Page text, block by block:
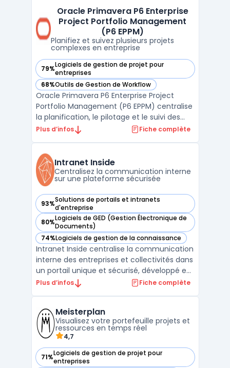
cible la massification et la fiabilisation des ...
Oracle Primavera P6 Enterprise
Project Portfolio Management
(P6 EPPM)
Planifiez et suivez plusieurs projets
complexes en entreprise
79%Logiciels de gestion de projet pour
entreprises
— voir Oracle Primavera P6 Enterprise Project Portfolio
68%Outils de Gestion de Workflow
— voir Oracle Primavera P6 Enterprise Project Portfolio
Oracle Primavera P6 Enterprise Project
Portfolio Management (P6 EPPM) centralise
la planification, le pilotage et le suivi des
projets, programmes et portefeuilles à
de portefeuilles. Dans les contextes où
plusieurs cha ...
Plus d’infos Fiche complète
Intranet Inside
Centralisez la communication interne
sur une plateforme sécurisée
93%Solutions de portails et intranets
d'entreprise
— voir Intranet Inside dans cette catégorie
80%Logiciels de GED (Gestion Électronique de
Documents)
— voir Intranet Inside dans cette catégorie
74%Logiciels de gestion de la connaissance
— voir Intranet Inside dans cette catégorie
Intranet Inside centralise la communication
interne des entreprises et collectivités dans
un portail unique et sécurisé, développé en
France. Adapté aux exigences des
confidentialité des données, il s’adresse aux
stru ...
Plus d’infos Fiche complète
Meisterplan
Visualisez votre portefeuille projets et
ressources en temps réel
4,7
71%Logiciels de gestion de projet pour
entreprises
— voir Meisterplan dans cette catégorie